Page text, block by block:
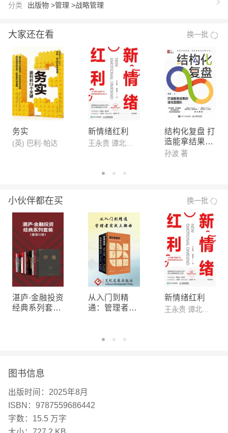
代，不拼蛮力，只谋大势！
1、战略管理专家冯唐写给每个人在迷茫时代下的战
略心法！ 在充满不确定的环境中，普通人如何找到
确定性，破局突围实现阶？冯唐帮你拆解“大势”的底
层逻辑，识别真正的机遇、不无准备之仗，从被动适
应转向主动掌握命运，帮自己抓到一手好牌！ 2、从
《资治通鉴》讲透古今中外成事智慧。 40年历史钻
研积淀，20年战略管理历练、50年持续跨界成事智
识，践悟所得、躬行心得集结成册，提炼出一套人人
读得懂、学得会、用得上的“成事实操宝典”。 3、看
透“人性的底层逻辑”，天下无事不可成！ 顺人性做
鉴》。经世哲学巅峰、历代统治者的“治国教科书”、
当代管理者的“管理战略书”，也是普通人洞悉人性，
看透人性规律的“行动指南”。冯唐帮你站在古人成事
智慧的基础上知人心、识机遇、谋胜局。 4、古人智
慧x成事学实战案例，深现代人谋局成事的方法论。
解析谋势经典策略，教你用弱关系撬动强资源，以小
搏大，不拼蛮力，先顺势、再借势、后谋势，用更聪
明的方式实现跃升。 5、用老祖宗的经验，讲透此时
心设计，精装典藏，随书附赠冯唐书法“万事通关锦
囊”，谋大势，赢终局！
【作者】
冯唐 诗人、作家、战略管理专家 1971年生于北京 1
分类 出版物 >管理 >战略管理
大家还在看 换一批
务实
(英) 巴利·帕达
新情绪红利
王永贵 谭北平 著
结构化复盘 打
造能拿结果的
进化型团队
孙波 著
小伙伴都在买 换一批
湛庐·金融投资
经典系列套装
从入门到精
通：管理者实
新情绪红利
王永贵 谭北平 著
图书信息
出版时间： 2025年8月
ISBN： 9787559686442
字数： 15.5 万字